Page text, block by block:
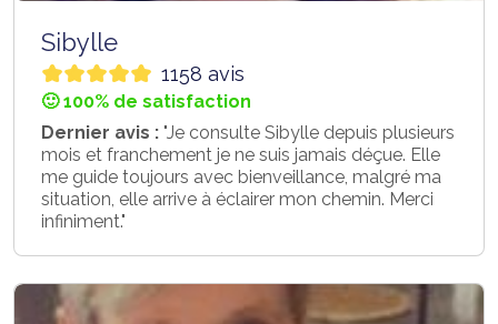
Sibylle
1158 avis
🙂 100% de satisfaction
Dernier avis : "Je consulte Sibylle depuis plusieurs
mois et franchement je ne suis jamais déçue. Elle
me guide toujours avec bienveillance, malgré ma
situation, elle arrive à éclairer mon chemin. Merci
infiniment."